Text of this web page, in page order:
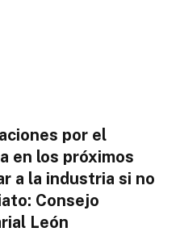
por el
en los próximos
a la industria si no
Consejo
León